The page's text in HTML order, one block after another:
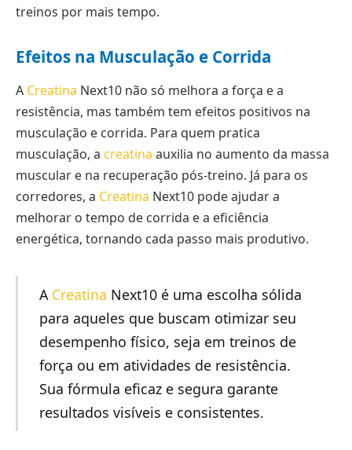
treinos por mais tempo.
Efeitos na Musculação e Corrida
A Creatina Next10 não só melhora a força e a
resistência, mas também tem efeitos positivos na
musculação e corrida. Para quem pratica
musculação, a creatina auxilia no aumento da massa
muscular e na recuperação pós-treino. Já para os
corredores, a Creatina Next10 pode ajudar a
melhorar o tempo de corrida e a eficiência
energética, tornando cada passo mais produtivo.
A Creatina Next10 é uma escolha sólida
para aqueles que buscam otimizar seu
desempenho físico, seja em treinos de
força ou em atividades de resistência.
Sua fórmula eficaz e segura garante
resultados visíveis e consistentes.